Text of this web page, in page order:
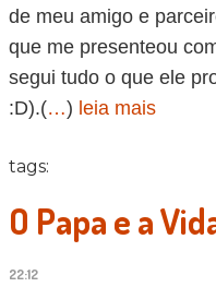
de meu amigo e
que me presenteou
segui tudo o que ele
:D).(…) leia mais
tags:
O Papa e a
22:12